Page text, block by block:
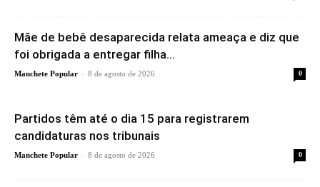
Mãe de bebê desaparecida relata ameaça e diz que
foi obrigada a entregar filha...
Manchete Popular - 8 de agosto de 2026 0
Partidos têm até o dia 15 para registrarem
candidaturas nos tribunais
Manchete Popular - 8 de agosto de 2026 0